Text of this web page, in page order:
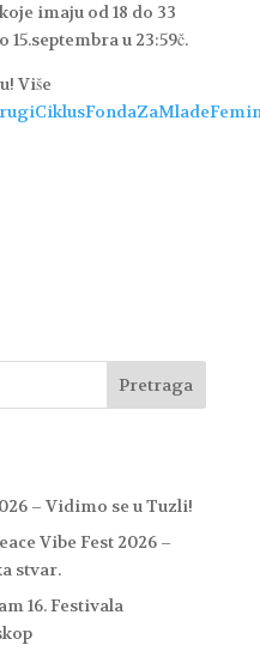
imaju od 18 do 33
u 23:59č.
Više
– Vidimo se u Tuzli!
Vibe Fest 2026 –
stvar.
16. Festivala